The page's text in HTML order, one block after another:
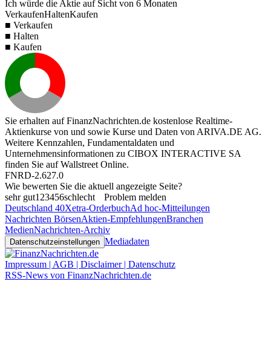
Ich würde die Aktie auf Sicht von 6 Monaten
VerkaufenHaltenKaufen
■ Verkaufen
■ Halten
■ Kaufen
Sie erhalten auf FinanzNachrichten.de kostenlose Realtime-
Aktienkurse von und sowie Kurse und Daten von ARIVA.DE AG.
Weitere Kennzahlen, Fundamentaldaten und
Unternehmensinformationen zu CIBOX INTERACTIVE SA
finden Sie aufWallstreet Online.
FNRD-2.627.0
Wie bewerten Sie die aktuell angezeigte Seite?
sehr gut1 23456schlecht
Problem melden
Deutschland 40Xetra-OrderbuchAd hoc-Mitteilungen
Nachrichten BörsenAktien-EmpfehlungenBranchen
MedienNachrichten-Archiv
Datenschutzeinstellungen Mediadaten
Impressum | AGB | Disclaimer | Datenschutz
RSS-News von FinanzNachrichten.de